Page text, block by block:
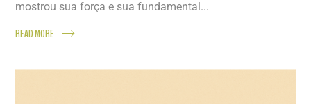
mostrou sua força e sua fundamental...
READ MORE